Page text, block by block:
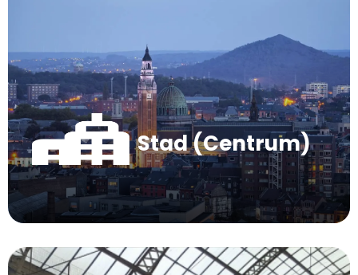
Stad (Centrum)